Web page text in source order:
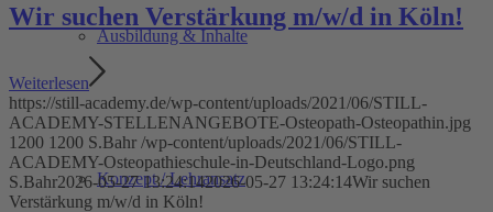
Ausbildung & Inhalte
Konzept / Lehransatz
Wir suchen Verstärkung m/w/d in Köln!
Weiterlesen
https://still-academy.de/wp-content/uploads/2021/06/STILL-
ACADEMY-STELLENANGEBOTE-Osteopath-Osteopathin.jpg
1200 1200 S.Bahr /wp-content/uploads/2021/06/STILL-
ACADEMY-Osteopathieschule-in-Deutschland-Logo.png
S.Bahr2026-05-27 13:24:142026-05-27 13:24:14Wir suchen
Verstärkung m/w/d in Köln!